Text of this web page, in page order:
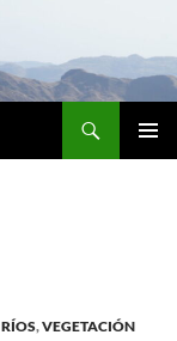
RÍOS,VEGETACIÓN